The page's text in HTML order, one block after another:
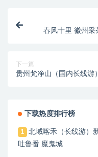
春风十里 徽州采
下一篇
贵州梵净山（国内长线游
下载热度排行榜
1
北域喀禾（长线游）
吐鲁番 魔鬼城